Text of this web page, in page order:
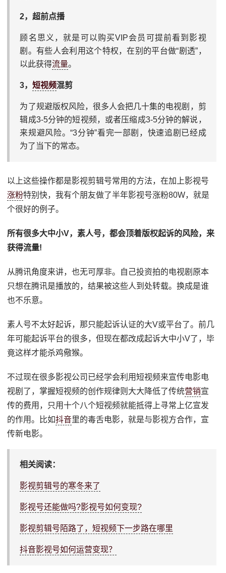
2，超前点播
顾名思义，就是可以购买VIP会员可提前看到影视
剧。有些人会利用这个特权，在别的平台做“剧透”，
以此获得流量。
3，短视频混剪
为了规避版权风险，很多人会把几十集的电视剧，剪
辑成3-5分钟的短视频，或者压缩成3-5分钟的解说，
来规避风险。“3分钟”看完一部剧，快速追剧已经成
为了当下的常态。
以上这些操作都是影视剪辑号常用的方法，在加上影视号
涨粉特别快，我有个朋友做了半年影视号涨粉80W，就是
个很好的例子。
所有很多大中小V，素人号，都会顶着版权起诉的风险，来
获得流量!
从腾讯角度来讲，也无可厚非。自己投资拍的电视剧原本
只想在腾讯是播放的，结果被这些人到处转载。换成是谁
也不乐意。
素人号不太好起诉，那只能起诉认证的大V或平台了。前几
年可能起诉平台的很多，但现在都改成起诉大中小V了，毕
竟这样才能杀鸡儆猴。
不过现在很多影视公司已经学会利用短视频来宣传电影电
视剧了，掌握短视频的创作规律则大大降低了传统营销宣
传的费用，只用十个八个短视频就能抵得上寻常上亿宣发
的作用。比如抖音里的毒舌电影，就是与影视方合作，宣
传新电影。
相关阅读：
影视剪辑号的寒冬来了
影视号还能做吗?影视号如何变现?
影视剪辑号陌路了，短视频下一步路在哪里
抖音影视号如何运营变现？